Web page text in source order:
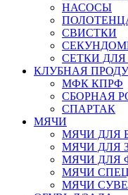
НАСОСЫ
СВИСТКИ
СЕТКИ
КЛУБНАЯ
МФК КПРФ
СБОРНАЯ
СПАРТАК
МЯЧИ
МЯЧИ ДЛЯ
МЯЧИ ДЛЯ
МЯЧИ ДЛЯ
МЯЧИ
МЯЧИ